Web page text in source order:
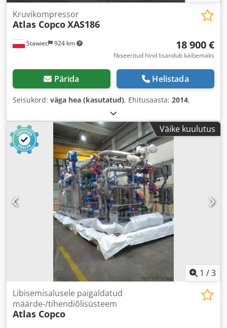
Stawiec 924 km
Kruvikompressor
Atlas CopcoXAS186
18 900 €
fikseeritud hind lisandub käibemaks
Pärida Helistada
Seisukord: väga hea (kasutatud), Ehitusaasta: 2014,
Väike kuulutus
1 /3
Libisemisalusele paigaldatud
määrde-/tihendiõlisüsteem
Atlas Copco